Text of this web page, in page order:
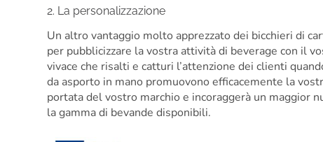
2. La personalizzazione
Un altro vantaggio molto apprezzato dei bicchieri di
per pubblicizzare la vostra attività di beverage con il
vivace che risalti e catturi l’attenzione dei clienti
da asporto in mano promuovono efficacemente la
portata del vostro marchio e incoraggerà un maggior
la gamma di bevande disponibili.